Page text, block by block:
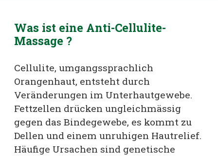
Was ist eine Anti-Cellulite-
Massage ?
Cellulite, umgangssprachlich
Orangenhaut, entsteht durch
Veränderungen im Unterhautgewebe.
Fettzellen drücken ungleichmässig
gegen das Bindegewebe, es kommt zu
Dellen und einem unruhigen Hautrelief.
Häufige Ursachen sind genetische